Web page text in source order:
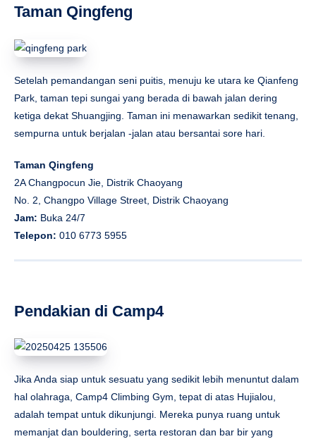
Taman Qingfeng
Setelah pemandangan seni puitis, menuju ke utara ke Qianfeng
Park, taman tepi sungai yang berada di bawah jalan dering
ketiga dekat Shuangjing. Taman ini menawarkan sedikit tenang,
sempurna untuk berjalan -jalan atau bersantai sore hari.
Taman Qingfeng
2A Changpocun Jie, Distrik Chaoyang
No. 2, Changpo Village Street, Distrik Chaoyang
Jam: Buka 24/7
Telepon: 010 6773 5955
Pendakian di Camp4
Jika Anda siap untuk sesuatu yang sedikit lebih menuntut dalam
hal olahraga, Camp4 Climbing Gym, tepat di atas Hujialou,
adalah tempat untuk dikunjungi. Mereka punya ruang untuk
memanjat dan bouldering, serta restoran dan bar bir yang